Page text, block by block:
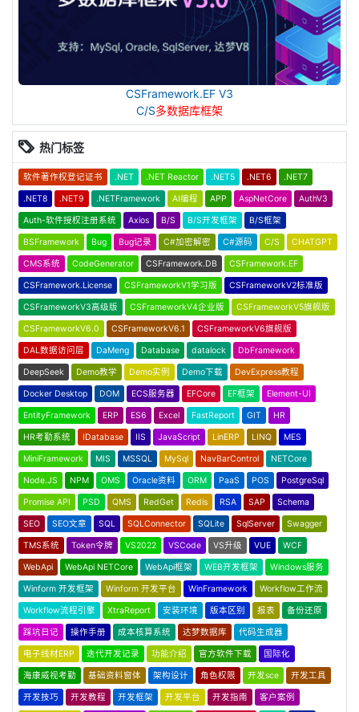
CSFramework.EF V3
C/S多数据库框架
热门标签
软件著作权登记证书 .NET .NET Reactor .NET5 .NET6 .NET7
.NET8 .NET9 .NETFramework AI编程 APP AspNetCore AuthV3
Auth-软件授权注册系统 Axios B/S B/S开发框架 B/S框架
BSFramework Bug Bug记录 C#加密解密 C#源码 C/S CHATGPT
CMS系统 CodeGenerator CSFramework.DB CSFramework.EF
CSFramework.License CSFrameworkV1学习版 CSFrameworkV2标准版
CSFrameworkV3高级版 CSFrameworkV4企业版 CSFrameworkV5旗舰版
CSFrameworkV6.0 CSFrameworkV6.1 CSFrameworkV6旗舰版
DAL数据访问层 DaMeng Database datalock DbFramework
DeepSeek Demo教学 Demo实例 Demo下载 DevExpress教程
Docker Desktop DOM ECS服务器 EFCore EF框架 Element-UI
EntityFramework ERP ES6 Excel FastReport GIT HR
HR考勤系统 IDatabase IIS JavaScript LinERP LINQ MES
MiniFramework MIS MSSQL MySql NavBarControl NETCore
Node.JS NPM OMS Oracle资料 ORM PaaS POS PostgreSql
Promise API PSD QMS RedGet Redis RSA SAP Schema
SEO SEO文章 SQL SQLConnector SQLite SqlServer Swagger
TMS系统 Token令牌 VS2022 VSCode VS升级 VUE WCF
WebApi WebApi NETCore WebApi框架 WEB开发框架 Windows服务
Winform 开发框架 Winform 开发平台 WinFramework Workflow工作流
Workflow流程引擎 XtraReport 安装环境 版本区别 报表 备份还原
踩坑日记 操作手册 成本核算系统 达梦数据库 代码生成器
电子线材ERP 迭代开发记录 功能介绍 官方软件下载 国际化
海康威视考勤 基础资料窗体 架构设计 角色权限 开发sce 开发工具
开发技巧 开发教程 开发框架 开发平台 开发指南 客户案例